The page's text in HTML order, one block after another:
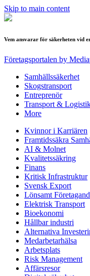
Skip to main content
Vem ansvarar för säkerheten vid
Företagsportalen by
Samhällssäkerhet
Skogstransport
Entreprenör
Transport &
More
Kvinnor i Karriären
Framtidssäkra
AI & Molnet
Kvalitetssäkring
Finans
Kritisk Infrastruktur
Svensk Export
Lönsamt
Elektrisk Transport
Bioekonomi
Hållbar industri
Alternativa
Medarbetarhälsa
Arbetsplats
Risk Management
Affärsresor